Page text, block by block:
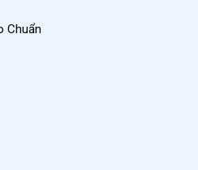
Chuẩn